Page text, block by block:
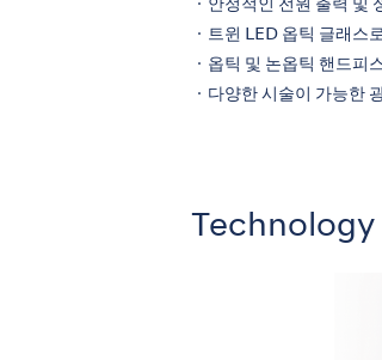
・안정적인 전원 출력 및
・트윈 LED 옵틱 글래스
・옵틱 및 논옵틱 핸드피
・다양한 시술이 가능한